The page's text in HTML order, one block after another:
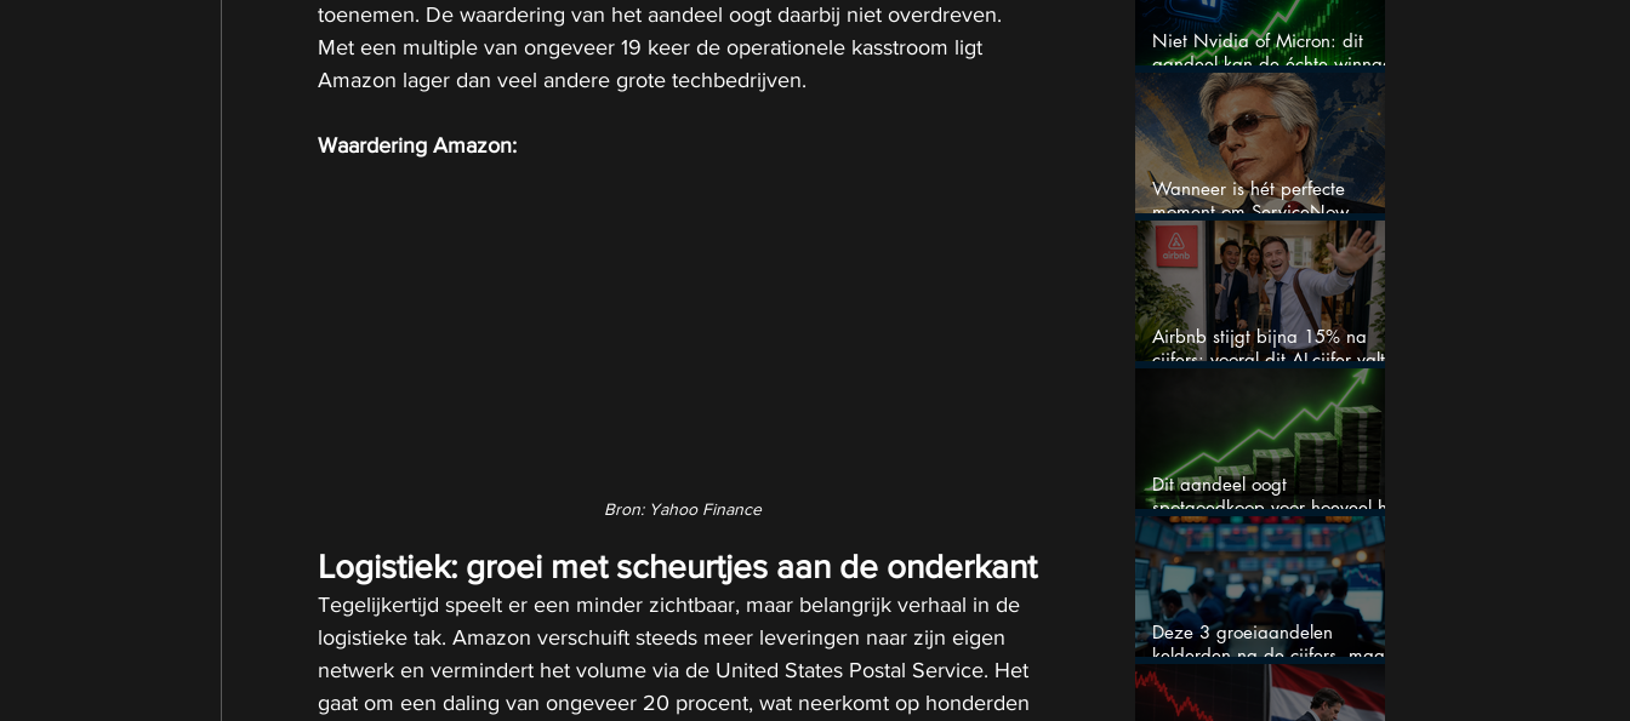
toenemen. De waardering van het aandeel oogt daarbij niet overdreven.
Met een multiple van ongeveer 19 keer de operationele kasstroom ligt
Amazon lager dan veel andere grote techbedrijven.
Waardering Amazon:
Bron: Yahoo Finance
Logistiek: groei met scheurtjes aan de onderkant
Tegelijkertijd speelt er een minder zichtbaar, maar belangrijk verhaal in de
logistieke tak. Amazon verschuift steeds meer leveringen naar zijn eigen
netwerk en vermindert het volume via de United States Postal Service. Het
gaat om een daling van ongeveer 20 procent, wat neerkomt op honderden
Niet Nvidia of Micron: dit
aandeel kan de échte winnaar
van de AI-race worden
Wanneer is hét perfecte
moment om ServiceNow
aandelen te kopen?
Airbnb stijgt bijna 15% na
cijfers: vooral dit AI-cijfer valt
Dit aandeel oogt
spotgoedkoop voor hoeveel het
kan stijgen
Deze 3 groeiaandelen
kelderden na de cijfers, maar
één is mijn duidelijke favoriet